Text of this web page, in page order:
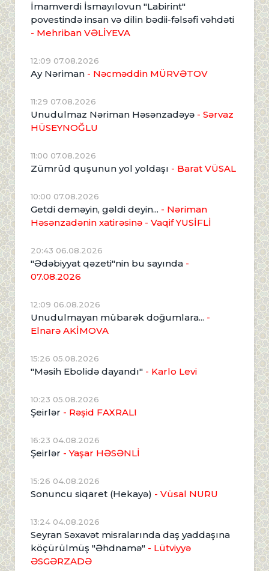
İmamverdi İsmayılovun "Labirint"
povestində insan və dilin bədii-fəlsəfi vəhdəti
- Mehriban VƏLİYEVA
12:09 07.08.2026
Ay Nəriman - Nəcməddin MÜRVƏTOV
11:29 07.08.2026
Unudulmaz Nəriman Həsənzadəyə - Sərvaz
HÜSEYNOĞLU
11:00 07.08.2026
Zümrüd quşunun yol yoldaşı - Barat VÜSAL
10:00 07.08.2026
Getdi deməyin, gəldi deyin... - Nəriman
Həsənzadənin xatirəsinə - Vaqif YUSİFLİ
20:43 06.08.2026
"Ədəbiyyat qəzeti"nin bu sayında -
07.08.2026
12:09 06.08.2026
Unudulmayan mübarək doğumlara... -
Elnarə AKİMOVA
15:26 05.08.2026
"Məsih Ebolidə dayandı" - Karlo Levi
10:23 05.08.2026
Şeirlər - Rəşid FAXRALI
16:23 04.08.2026
Şeirlər - Yaşar HƏSƏNLİ
15:26 04.08.2026
Sonuncu siqaret (Hekayə) - Vüsal NURU
13:24 04.08.2026
Seyran Səxavət misralarında daş yaddaşına
köçürülmüş "Əhdnamə" - Lütviyyə
ƏSGƏRZADƏ